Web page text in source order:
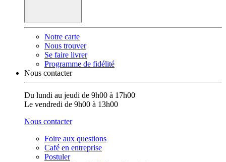
Notre carte
Nous trouver
Se faire livrer
Programme de fidélité
Nous contacter
Du lundi au jeudi de 9h00 à 17h00
Le vendredi de 9h00 à 13h00
Nous contacter
Foire aux questions
Café en entreprise
Postuler